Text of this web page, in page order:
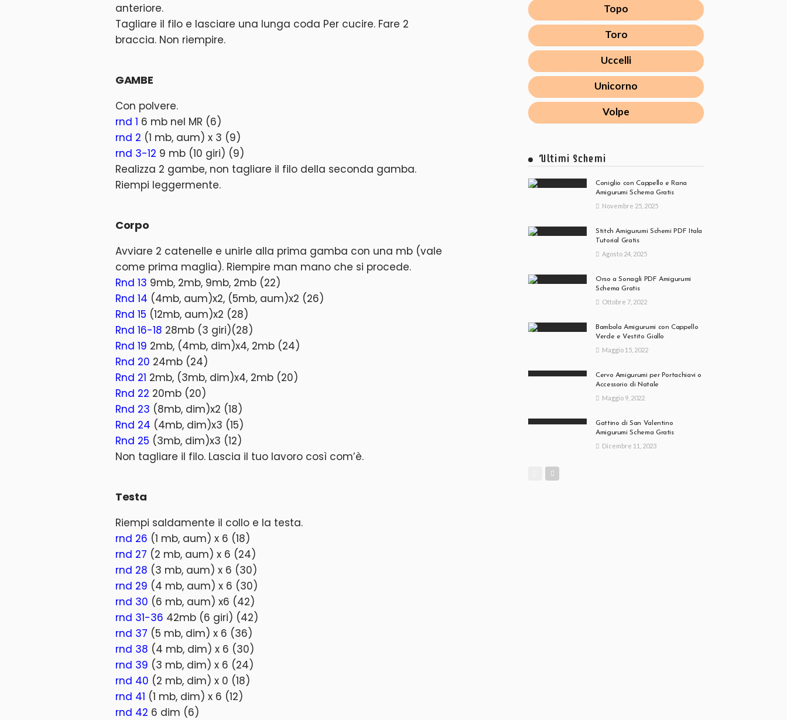
anteriore.
Tagliare il filo e lasciare una lunga coda Per cucire. Fare 2
braccia. Non riempire.
GAMBE
Con polvere.
rnd 1 6 mb nel MR (6)
rnd 2 (1 mb, aum) x 3 (9)
rnd 3-12 9 mb (10 giri) (9)
Realizza 2 gambe, non tagliare il filo della seconda gamba.
Riempi leggermente.
Corpo
Avviare 2 catenelle e unirle alla prima gamba con una mb (vale
come prima maglia). Riempire man mano che si procede.
Rnd 13 9mb, 2mb, 9mb, 2mb (22)
Rnd 14 (4mb, aum)x2, (5mb, aum)x2 (26)
Rnd 15 (12mb, aum)x2 (28)
Rnd 16-18 28mb (3 giri)(28)
Rnd 19 2mb, (4mb, dim)x4, 2mb (24)
Rnd 20 24mb (24)
Rnd 21 2mb, (3mb, dim)x4, 2mb (20)
Rnd 22 20mb (20)
Rnd 23 (8mb, dim)x2 (18)
Rnd 24 (4mb, dim)x3 (15)
Rnd 25 (3mb, dim)x3 (12)
Non tagliare il filo. Lascia il tuo lavoro così com’è.
Testa
Riempi saldamente il collo e la testa.
rnd 26 (1 mb, aum) x 6 (18)
rnd 27 (2 mb, aum) x 6 (24)
rnd 28 (3 mb, aum) x 6 (30)
rnd 29 (4 mb, aum) x 6 (30)
rnd 30 (6 mb, aum) x6 (42)
rnd 31-36 42mb (6 giri) (42)
rnd 37 (5 mb, dim) x 6 (36)
rnd 38 (4 mb, dim) x 6 (30)
rnd 39 (3 mb, dim) x 6 (24)
rnd 40 (2 mb, dim) x 0 (18)
rnd 41 (1 mb, dim) x 6 (12)
rnd 42 6 dim (6)
Topo
Toro
Uccelli
Unicorno
Volpe
Ultimi Schemi
Coniglio con Cappello e Rana
Amigurumi Schema Gratis
Novembre 25, 2025
Stitch Amigurumi Schemi PDF Itala
Tutorial Gratis
Agosto 24, 2025
Orso a Sonagli PDF Amigurumi
Schema Gratis
Ottobre 7, 2022
Bambola Amigurumi con Cappello
Verde e Vestito Giallo
Maggio 15, 2022
Cervo Amigurumi per Portachiavi o
Accessorio di Natale
Maggio 9, 2022
Gattino di San Valentino
Amigurumi Schema Gratis
Dicembre 11, 2023